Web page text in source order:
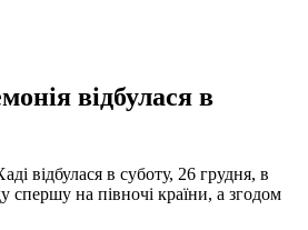
відбулася в
відбулася в суботу, 26 грудня, в
спершу на півночі країни, а згодом